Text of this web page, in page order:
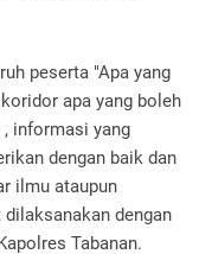
peserta "Apa yang
apa yang boleh
informasi yang
dengan baik dan
ilmu ataupun
dengan
Tabanan.